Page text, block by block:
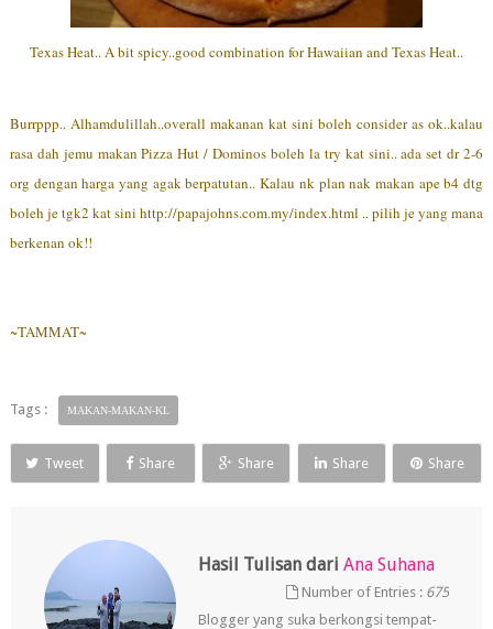
Texas Heat.. A bit spicy..good combination for Hawaiian and Texas Heat..
Burrppp.. Alhamdulillah..overall makanan kat sini boleh consider as ok..kalau
rasa dah jemu makan Pizza Hut / Dominos boleh la try kat sini.. ada set dr 2-6
org dengan harga yang agak berpatutan.. Kalau nk plan nak makan ape b4 dtg
boleh je tgk2 kat sini http://papajohns.com.my/index.html .. pilih je yang mana
berkenan ok!!
~TAMMAT~
Tags : MAKAN-MAKAN-KL
Tweet Share Share Share Share
Hasil Tulisan dari Ana Suhana
Number of Entries : 675
Blogger yang suka berkongsi tempat-